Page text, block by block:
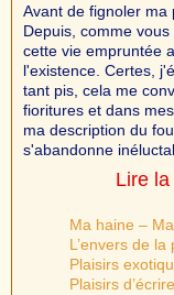
Avant de fignoler ma
Depuis, comme
cette vie empruntée
l'existence. Certes,
tant pis, cela me
fioritures et dans
ma description du
s'abandonne
Lire
Ma haine –
L’envers de
Plaisirs
Plaisirs